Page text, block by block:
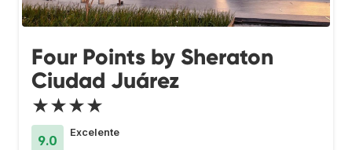
Four Points by Sheraton
Ciudad Juárez
★★★★
9.0
Excelente